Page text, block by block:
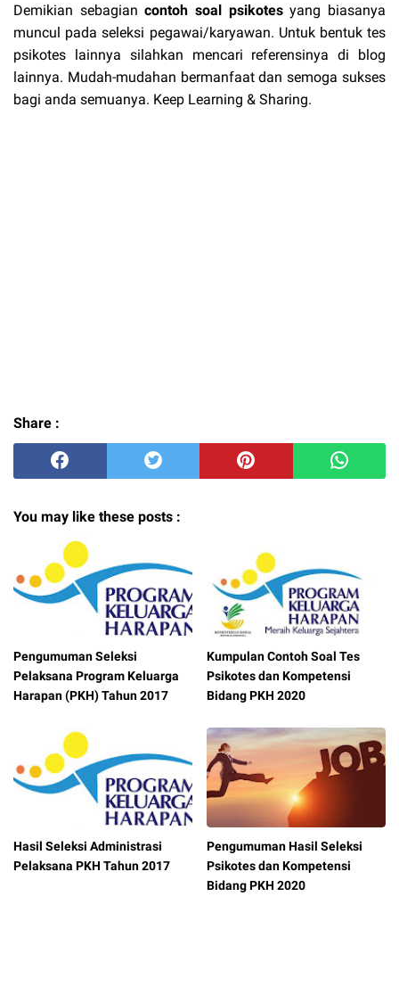
Demikian sebagiancontoh soal psikotesyang biasanya
muncul pada seleksi pegawai/karyawan. Untuk bentuk tes
psikotes lainnya silahkan mencari referensinya di blog
lainnya. Mudah-mudahan bermanfaat dan semoga sukses
bagi anda semuanya. Keep Learning & Sharing.
Share :
You may like these posts :
Pengumuman Seleksi
Pelaksana Program Keluarga
Harapan (PKH) Tahun 2017
Kumpulan Contoh Soal Tes
Psikotes dan Kompetensi
Bidang PKH 2020
Hasil Seleksi Administrasi
Pelaksana PKH Tahun 2017
Pengumuman Hasil Seleksi
Psikotes dan Kompetensi
Bidang PKH 2020